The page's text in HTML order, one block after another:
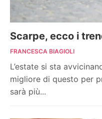
Scarpe, ecco i
FRANCESCA BIAGIOLI
L’estate si sta
migliore di questo per
sarà più...